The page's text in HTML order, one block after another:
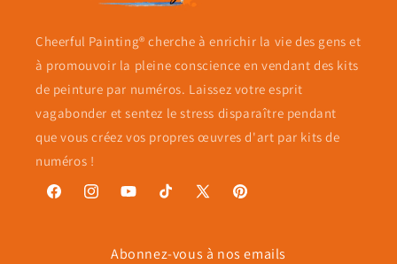
Cheerful Painting® cherche à enrichir la vie des gens et
à promouvoir la pleine conscience en vendant des kits
de peinture par numéros. Laissez votre esprit
vagabonder et sentez le stress disparaître pendant
que vous créez vos propres œuvres d'art par kits de
numéros !
FacebookInstagramYouTubeTikTok
X
Pinterest
Abonnez-vous à nos emails